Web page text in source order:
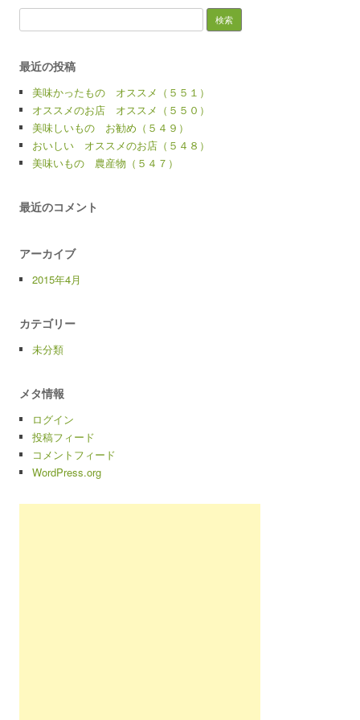
索:
最近の投稿
美味かったもの オススメ（５５１）
オススメのお店 オススメ（５５０）
美味しいもの お勧め（５４９）
おいしい オススメのお店（５４８）
美味いもの 農産物（５４７）
最近のコメント
アーカイブ
2015年4月
カテゴリー
未分類
メタ情報
ログイン
投稿フィード
コメントフィード
WordPress.org